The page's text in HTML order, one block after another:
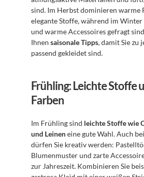
sind. Im Herbst dominieren warme
elegante Stoffe, während im
und warme Accessoires gefragt
Ihnen saisonale Tipps, damit Sie zu
passend gekleidet sind.
Frühling: Leichte Stoffe
Farben
Im Frühling sind leichte Stoffe wie
und Leinen eine gute Wahl. Auch
dürfen Sie kreativ werden:
Blumenmuster und zarte
zur Jahreszeit. Kombinieren Sie